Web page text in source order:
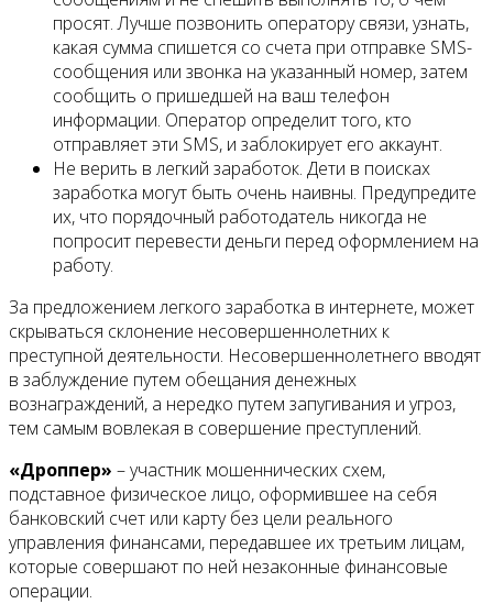
просят. Лучше позвонить оператору связи, узнать,
какая сумма спишется со счета при отправке SMS-
сообщения или звонка на указанный номер, затем
сообщить о пришедшей на ваш телефон
информации. Оператор определит того, кто
отправляет эти SMS, и заблокирует его аккаунт.
Не верить в легкий заработок. Дети в поисках
заработка могут быть очень наивны. Предупредите
их, что порядочный работодатель никогда не
попросит перевести деньги перед оформлением на
работу.
За предложением легкого заработка в интернете, может
скрываться склонение несовершеннолетних к
преступной деятельности. Несовершеннолетнего вводят
в заблуждение путем обещания денежных
вознаграждений, а нередко путем запугивания и угроз,
тем самым вовлекая в совершение преступлений.
«Дроппер» – участник мошеннических схем,
подставное физическое лицо, оформившее на себя
банковский счет или карту без цели реального
управления финансами, передавшее их третьим лицам,
которые совершают по ней незаконные финансовые
операции.